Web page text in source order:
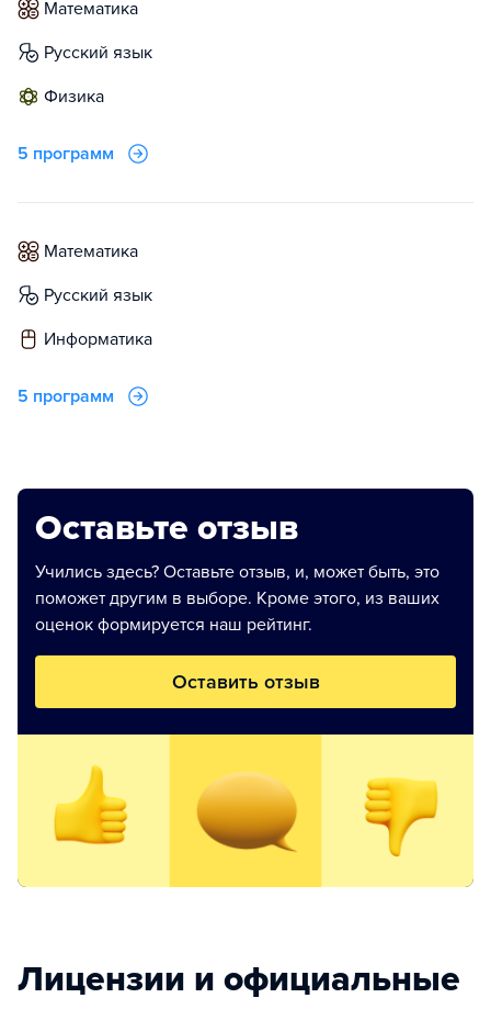
математика
русский язык
физика
5 программ
математика
русский язык
информатика
5 программ
Оставьте отзыв
Учились здесь? Оставьте отзыв, и, может быть, это
поможет другим в выборе. Кроме этого, из ваших
оценок формируется наш рейтинг.
Оставить отзыв
Лицензии и официальные